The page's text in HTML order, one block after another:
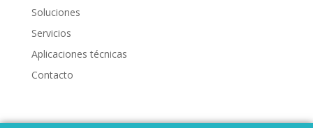
Soluciones
Servicios
Aplicaciones técnicas
Contacto